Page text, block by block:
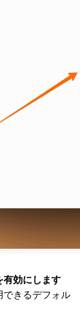
有効にします
できるデフォル